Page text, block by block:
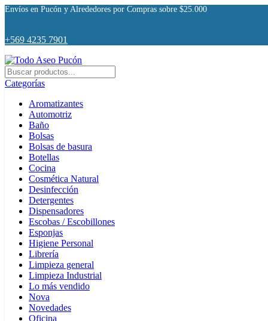
Envíos en Pucón y Alrededores por Compras sobre $25.000
+569 4235 7901
Categorías
Aromatizantes
Automotriz
Baño
Bolsas
Bolsas de basura
Botellas
Cocina
Cosmética Natural
Desinfección
Detergentes
Dispensadores
Escobas / Escobillones
Esponjas
Higiene Personal
Librería
Limpieza general
Limpieza Industrial
Lo más vendido
Nova
Novedades
Oficina